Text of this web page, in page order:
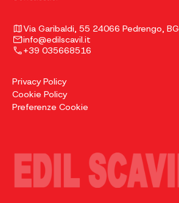
Via Garibaldi, 55 24066 Pedrengo, BG
info@edilscavil.it
+39 035668516
Privacy Policy
Cookie Policy
Preferenze Cookie